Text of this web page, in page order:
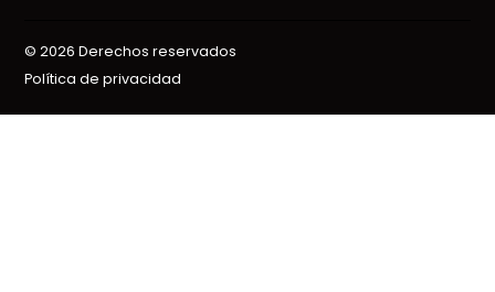
© 2026 Derechos reservados
Política de privacidad